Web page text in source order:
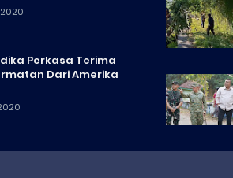
Perkasa Terima
Dari Amerika